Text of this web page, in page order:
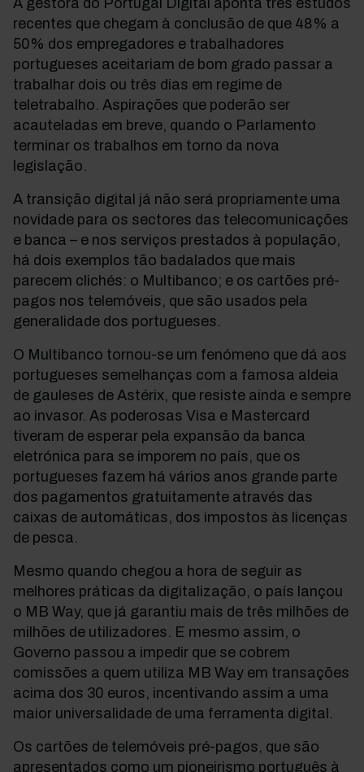
A gestora do Portugal Digital aponta três estudos
recentes que chegam à conclusão de que 48% a
50% dos empregadores e trabalhadores
portugueses aceitariam de bom grado passar a
trabalhar dois ou três dias em regime de
teletrabalho. Aspirações que poderão ser
acauteladas em breve, quando o Parlamento
terminar os trabalhos em torno da nova
legislação.
A transição digital já não será propriamente uma
novidade para os sectores das telecomunicações
e banca – e nos serviços prestados à população,
há dois exemplos tão badalados que mais
parecem clichés: o Multibanco; e os cartões pré-
pagos nos telemóveis, que são usados pela
generalidade dos portugueses.
O Multibanco tornou-se um fenómeno que dá aos
portugueses semelhanças com a famosa aldeia
de gauleses de Astérix, que resiste ainda e sempre
ao invasor. As poderosas Visa e Mastercard
tiveram de esperar pela expansão da banca
eletrónica para se imporem no país, que os
portugueses fazem há vários anos grande parte
dos pagamentos gratuitamente através das
caixas de automáticas, dos impostos às licenças
de pesca.
Mesmo quando chegou a hora de seguir as
melhores práticas da digitalização, o país lançou
o MB Way, que já garantiu mais de três milhões de
milhões de utilizadores. E mesmo assim, o
Governo passou a impedir que se cobrem
comissões a quem utiliza MB Way em transações
acima dos 30 euros, incentivando assim a uma
maior universalidade de uma ferramenta digital.
Os cartões de telemóveis pré-pagos, que são
apresentados como um pioneirismo português à